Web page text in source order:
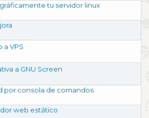
tu servidor linux
a VPS
a GNU Screen
por consola de comandos
web estático